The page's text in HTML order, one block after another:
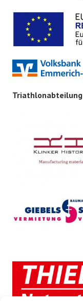
Triathlonabteilung